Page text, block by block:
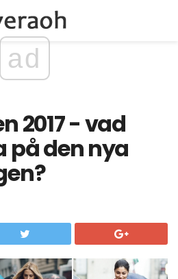
ad
2017 - vad
på den nya